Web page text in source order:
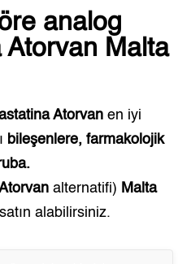
analog
Atorvan Malta
Atorvan en iyi
bileşenlere, farmakolojik
alternatifi) Malta
alabilirsiniz.